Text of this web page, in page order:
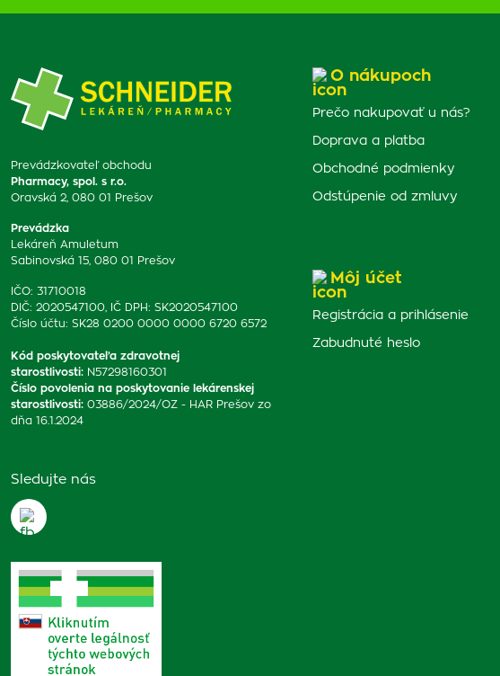
Prevádzkovateľ obchodu
Pharmacy, spol. s r.o.
Oravská 2, 080 01 Prešov
Prevádzka
Lekáreň Amuletum
Sabinovská 15, 080 01 Prešov
IČO: 31710018
DIČ: 2020547100, IČ DPH: SK2020547100
Číslo účtu: SK28 0200 0000 0000 6720 6572
Kód poskytovateľa zdravotnej
starostlivosti: N57298160301
Číslo povolenia na poskytovanie lekárenskej
starostlivosti: 03886/2024/OZ - HAR Prešov zo
dňa 16.1.2024
Sledujte nás
O nákupoch
Prečo nakupovať u nás?
Doprava a platba
Obchodné podmienky
Odstúpenie od zmluvy
Môj účet
Registrácia a prihlásenie
Zabudnuté heslo